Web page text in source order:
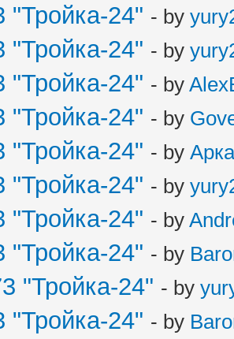
24" - by
24" - by
24" - by
24" - by
24" - by
24" - by
24" - by
24" - by
"Тройка-24" - by
24" - by